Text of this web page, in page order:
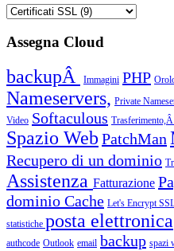
Assegna Cloud
backupÂ Immagini PHP
Nameservers, Private
Video Softaculous Trasferimento,Â
Spazio Web PatchMan
Recupero di un dominio
Assistenza Fatturazione
dominio Cache Let's Encrypt
statistiche posta elettronica
authcode Outlook email backup spazi